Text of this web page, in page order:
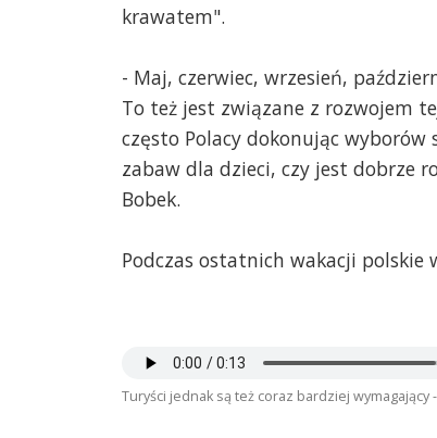
krawatem".
- Maj, czerwiec, wrzesień,
To też jest związane z rozwojem
często Polacy dokonując wyborów
zabaw dla dzieci, czy jest dobrze
Bobek.
Podczas ostatnich wakacji
Turyści jednak są też coraz bardziej